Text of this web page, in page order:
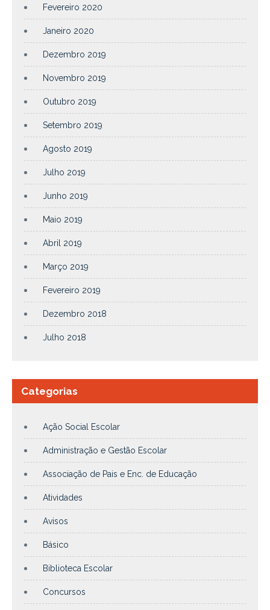
Fevereiro 2020
Janeiro 2020
Dezembro 2019
Novembro 2019
Outubro 2019
Setembro 2019
Agosto 2019
Julho 2019
Junho 2019
Maio 2019
Abril 2019
Março 2019
Fevereiro 2019
Dezembro 2018
Julho 2018
Categorias
Ação Social Escolar
Administração e Gestão Escolar
Associação de Pais e Enc. de Educação
Atividades
Avisos
Básico
Biblioteca Escolar
Concursos